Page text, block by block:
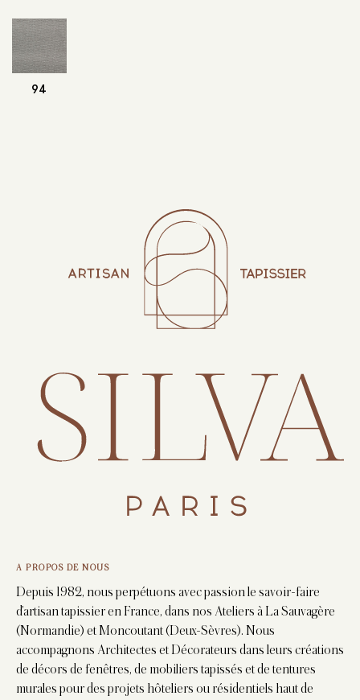
94
A PROPOS DE NOUS
Depuis 1982, nous perpétuons avec passion le savoir-faire
d’artisan tapissier en France, dans nos Ateliers à La Sauvagère
(Normandie) et Moncoutant (Deux-Sèvres). Nous
accompagnons Architectes et Décorateurs dans leurs créations
de décors de fenêtres, de mobiliers tapissés et de tentures
murales pour des projets hôteliers ou résidentiels haut de